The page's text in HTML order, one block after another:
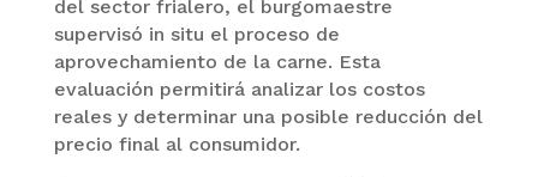
del sector frialero, el burgomaestre
supervisó in situ el proceso de
aprovechamiento de la carne. Esta
evaluación permitirá analizar los costos
reales y determinar una posible reducción del
precio final al consumidor.